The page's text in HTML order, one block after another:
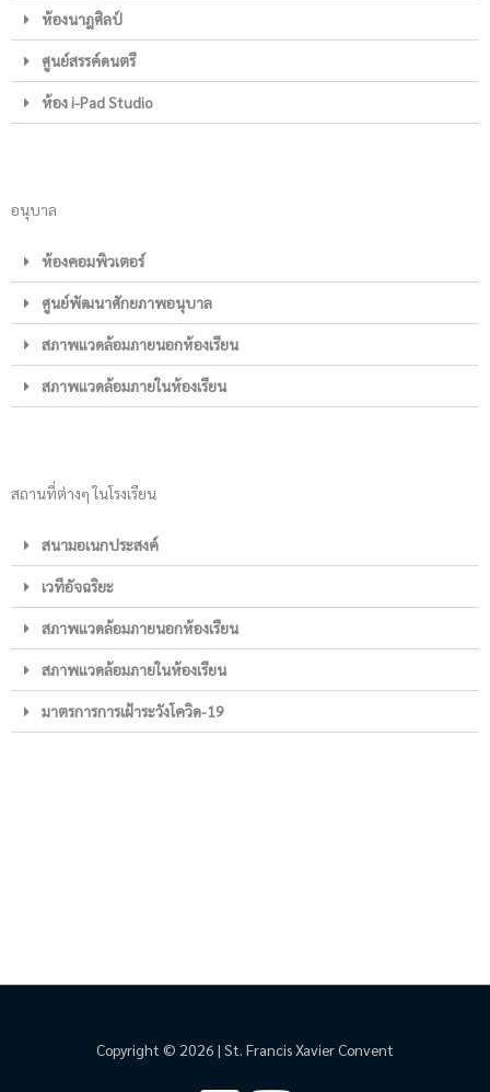
ห้องนาฎศิลป์
ศูนย์สรรค์ดนตรี
ห้อง i-Pad Studio
อนุบาล
ห้องคอมพิวเตอร์
ศูนย์พัฒนาศักยภาพอนุบาล
สภาพแวดล้อมภายนอกห้องเรียน
สภาพแวดล้อมภายในห้องเรียน
สถานที่ต่างๆ ในโรงเรียน
สนามอเนกประสงค์
เวทีอัจฉริยะ
สภาพแวดล้อมภายนอกห้องเรียน
สภาพแวดล้อมภายในห้องเรียน
มาตรการการเฝ้าระวังโควิด-19
Copyright © 2026 | St. Francis Xavier Convent